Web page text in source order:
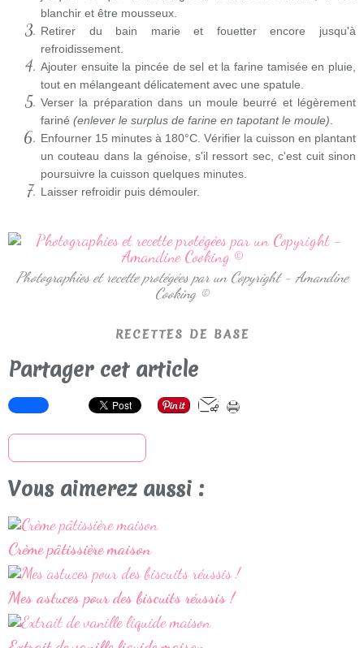
blanchir et être mousseux.
Retirer du bain marie et fouetter encore jusqu'à
refroidissement.
Ajouter ensuite la pincée de sel et la farine tamisée en pluie,
tout en mélangeant délicatement avec une spatule.
Verser la préparation dans un moule beurré et légèrement
fariné (enlever le surplus de farine en tapotant le moule)
Enfourner 15 minutes à 180°C. Vérifier la cuisson en plantant
un couteau dans la génoise, s'il ressort sec, c'est cuit sinon
poursuivre la cuisson quelques minutes.
Laisser refroidir puis démouler.
Photographies et recette protégées par un Copyright - Amandine
Cooking ©
RECETTES DE BASE
Partager cet article
Vous aimerez aussi :
Crème pâtissière maison
Mes astuces pour des biscuits réussis !